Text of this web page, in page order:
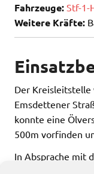
Fahrzeuge: Stf-1-
Weitere Kräfte:
Der
Emsdettener
konnte eine
500m vorfinden
In Absprache mit